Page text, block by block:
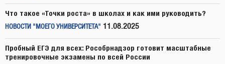
Что такое «Точки роста» в школах и как ими руководить?
НОВОСТИ "МОЕГО УНИВЕРСИТЕТА" 11.08.2025
Пробный ЕГЭ для всех: Рособрнадзор готовит масштабные
тренировочные экзамены по всей России